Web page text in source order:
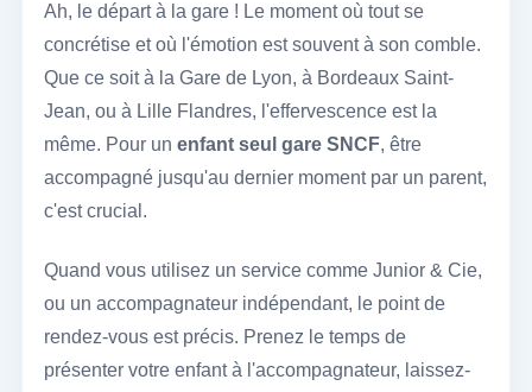
Ah, le départ à la gare ! Le moment où tout se
concrétise et où l'émotion est souvent à son comble.
Que ce soit à la Gare de Lyon, à Bordeaux Saint-
Jean, ou à Lille Flandres, l'effervescence est la
même. Pour un enfant seul gare SNCF, être
accompagné jusqu'au dernier moment par un parent,
c'est crucial.
Quand vous utilisez un service comme Junior & Cie,
ou un accompagnateur indépendant, le point de
rendez-vous est précis. Prenez le temps de
présenter votre enfant à l'accompagnateur, laissez-